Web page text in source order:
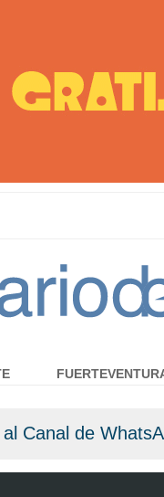
Canal de